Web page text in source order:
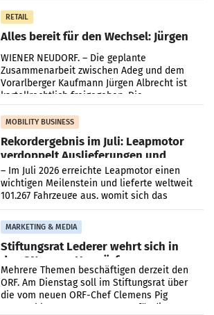
RETAIL
Alles bereit für den Wechsel: Jürgen
Albrecht setzt ab 1.1.2027 auf Adeg
WIENER NEUDORF. – Die geplante
Zusammenarbeit zwischen Adeg und dem
Vorarlberger Kaufmann Jürgen Albrecht ist
kartellrechtlich freigegeben: Die
Bundeswettbewerbsbehörde und der
Bundeskartellanwalt
MOBILITY BUSINESS
Rekordergebnis im Juli: Leapmotor
verdoppelt Auslieferungen und
überschreitet die 100.000er-Marke
– Im Juli 2026 erreichte Leapmotor einen
wichtigen Meilenstein und lieferte weltweit
101.267 Fahrzeuge aus, womit sich das
Ergebnis gegenüber Juli 2025 mehr als
verdoppelte (+102
MARKETING & MEDIA
Stiftungsrat Lederer wehrt sich in
den SN gegen Vorwürfe
Mehrere Themen beschäftigen derzeit den
ORF. Am Dienstag soll im Stiftungsrat über
die vom neuen ORF-Chef Clemens Pig
vorgeschlagenen Besetzungen für die